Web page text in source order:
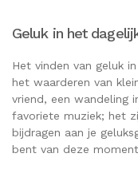
Geluk in het
Het vinden van geluk
het waarderen van
vriend, een wandeling
favoriete muziek; het
bijdragen aan je
bent van deze